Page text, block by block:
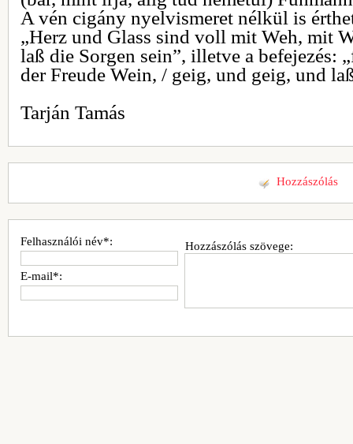
A vén cigány nyelvismeret nélkül is
„Herz und Glass sind voll mit Weh, mit
laß die Sorgen sein”, illetve a befejezés:
der Freude Wein, / geig, und geig, und
Tarján Tamás
Hozzászólás
Hozzászólás szövege:
Felhasználói név*:
E-mail*: